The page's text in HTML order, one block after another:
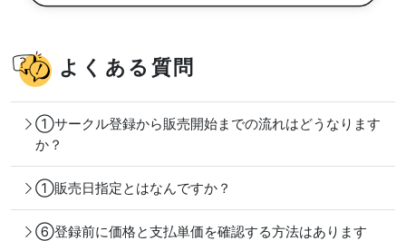
よくある質問
①サークル登録から販売開始までの流れはどうなります
か？
①販売日指定とはなんですか？
⑥登録前に価格と支払単価を確認する方法はあります